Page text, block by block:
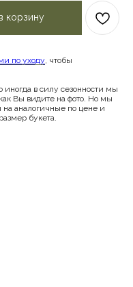
корзину
по уходу , чтобы
иногда в силу сезонности мы
Вы видите на фото. Но мы
аналогичные по цене и
букета.